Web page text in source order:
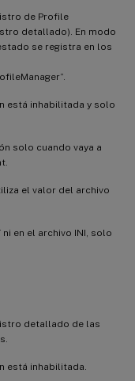
de Profile
detallado). En modo
se registra en los
está inhabilitada y solo
solo cuando vaya a
el valor del archivo
en el archivo INI, solo
detallado de las
está inhabilitada.